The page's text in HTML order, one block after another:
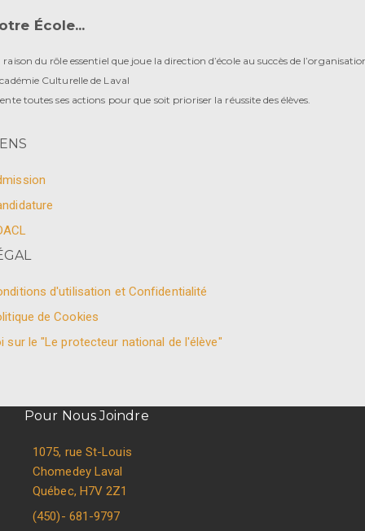
École...
raison du rôle essentiel que joue la direction d’école au succès de
Culturelle de Laval
toutes ses actions pour que soit prioriser la réussite des élèves.
d'utilisation et Confidentialité
de Cookies
sur le "Le protecteur national de l'élève"
Pour Nous Joindre
1075, rue St-Louis
Chomedey Laval
Québec, H7V 2Z1
(450)- 681-9797